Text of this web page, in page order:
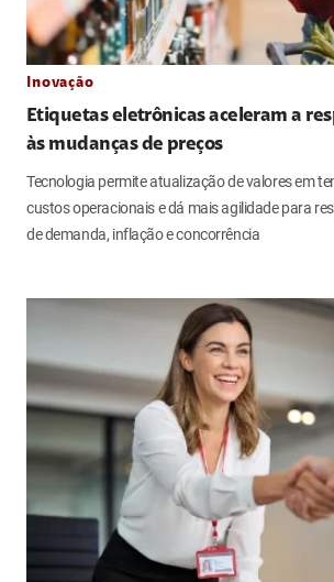
Inovação
Etiquetas eletrônicas aceleram a
às mudanças de preços
Tecnologia permite atualização de valores em
custos operacionais e dá mais agilidade para
de demanda, inflação e concorrência